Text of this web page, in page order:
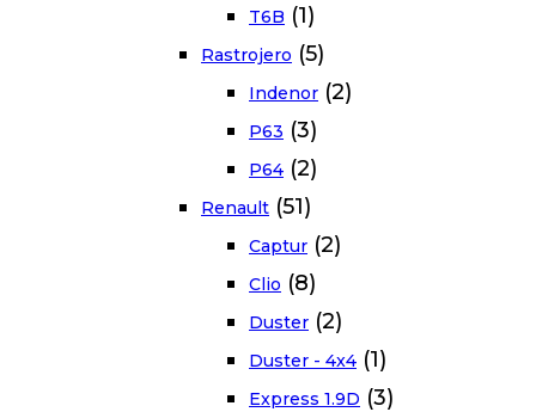
T6B (1)
Rastrojero (5)
Indenor (2)
P63 (3)
P64 (2)
Renault (51)
Captur (2)
Clio (8)
Duster (2)
Duster - 4x4 (1)
Express 1.9D (3)